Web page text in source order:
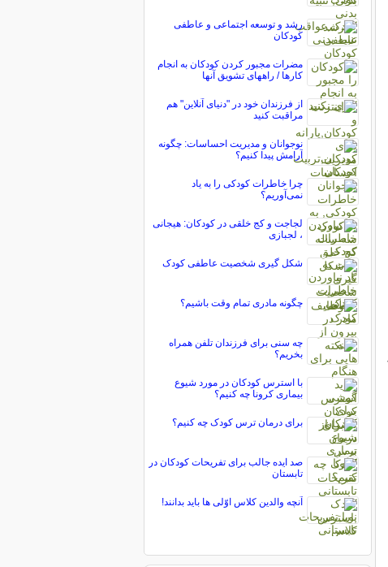
رشد و توسعه اجتماعی و عاطفی
کودکان
مضرات مجبور کردن کودکان به انجام
کارها / راههای تشویق آنها
از فرزندان خود در "دنیای آنلاین" هم
مراقبت کنید
نوجوانان و مدیریت احساسات: چگونه
آرامش پیدا کنیم؟
چرا خاطرات کودکی را به یاد
نمی‌آوریم؟
لجاجت و كج خلقی در كودكان: هیجانی
، لجبازی
شکل گیری شخصیت عاطفی کودک
چگونه مادری تمام وقت باشیم؟
چه سنی برای فرزندان تلفن همراه
بخریم؟
با استرس کودکان در مورد شیوع
بیماری کرونا چه کنیم؟
برای درمان ترس کودک چه کنیم؟
صد ایده جالب برای تفریحات کودکان در
تابستان
آنچه والدین كلاس اوّلی ها باید بدانند!